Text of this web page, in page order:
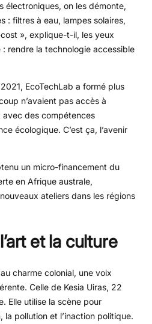
électroniques, on les démonte,
: filtres à eau, lampes solaires,
», explique-t-il, les yeux
: rendre la technologie accessible
EcoTechLab a formé plus
n’avaient pas accès à
avec des compétences
écologique. C’est ça, l’avenir
un micro-financement du
en Afrique australe,
ateliers dans les régions
et la culture
charme colonial, une voix
Celle de Kesia Uiras, 22
Elle utilise la scène pour
pollution et l’inaction politique.